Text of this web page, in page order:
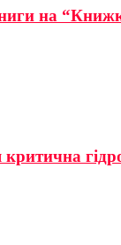
на
критична